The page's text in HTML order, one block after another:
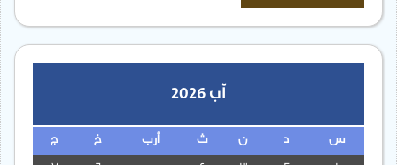
آب 2026
س ن ث أرب خ ج